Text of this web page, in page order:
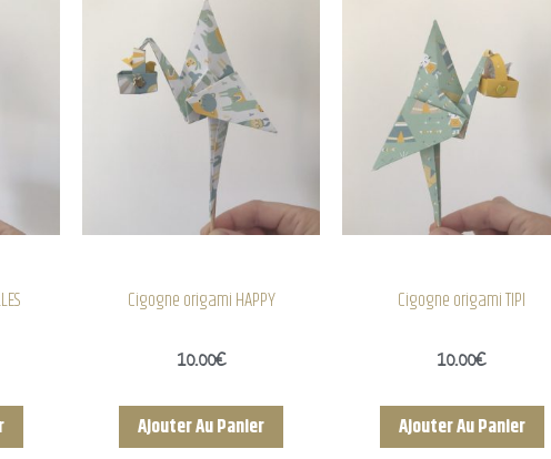
Cigogne origami HAPPY
10.00€
Ajouter Au Panier
Cigogne origami TIPI
10.00€
Ajouter Au Panier